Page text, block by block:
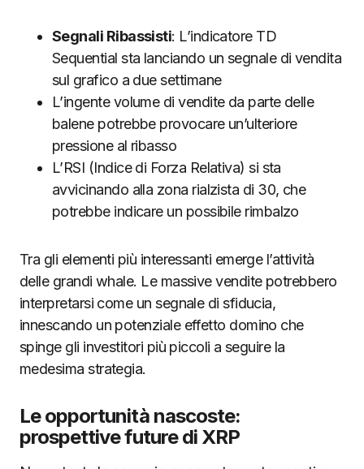
Segnali Ribassisti: L’indicatore TD
Sequential sta lanciando un segnale di vendita
sul grafico a due settimane
L’ingente volume di vendite da parte delle
balene potrebbe provocare un’ulteriore
pressione al ribasso
L’RSI (Indice di Forza Relativa) si sta
avvicinando alla zona rialzista di 30, che
potrebbe indicare un possibile rimbalzo
Tra gli elementi più interessanti emerge l’attività
delle grandi whale. Le massive vendite potrebbero
interpretarsi come un segnale di sfiducia,
innescando un potenziale effetto domino che
spinge gli investitori più piccoli a seguire la
medesima strategia.
Le opportunità nascoste:
prospettive future di XRP